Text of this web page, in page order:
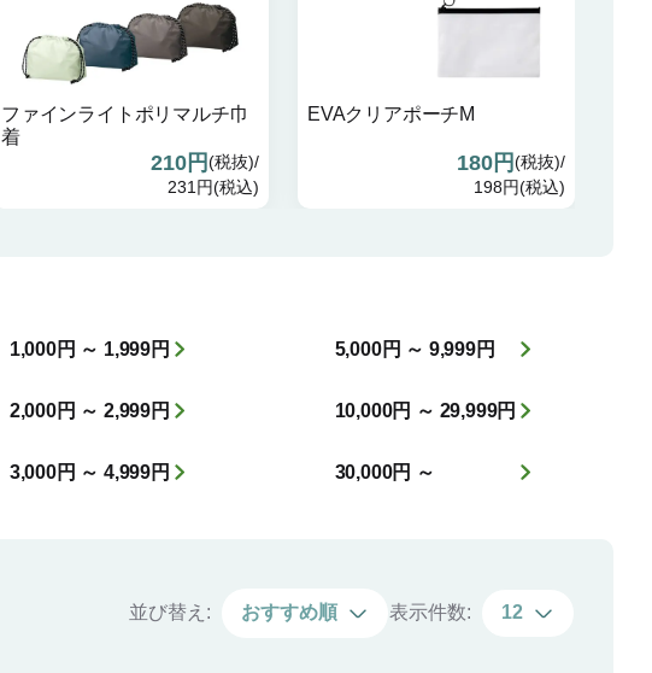
ファインライトポリマルチ巾
着
210円(税抜)/
231円(税込)
EVAクリアポーチM
180円(税抜)/
198円(税込)
1,000円 ～ 1,999円
2,000円 ～ 2,999円
3,000円 ～ 4,999円
5,000円 ～ 9,999円
10,000円 ～ 29,999円
30,000円 ～
並び替え: おすすめ順 表示件数: 12